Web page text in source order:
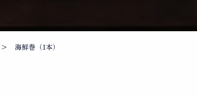
海鮮巻（1本）